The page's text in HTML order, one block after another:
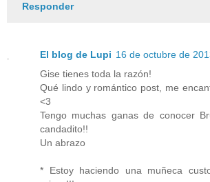
Responder
El blog de Lupi 16 de octubre de
Gise tienes toda la razón!
Qué lindo y romántico post, me
<3
Tengo muchas ganas de conocer
candadito!!
Un abrazo
* Estoy haciendo una muñeca